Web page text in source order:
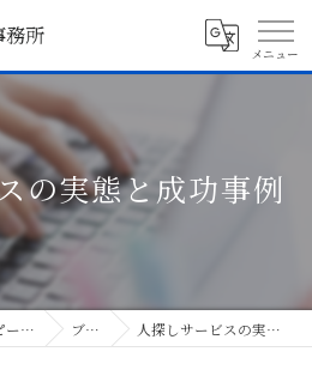
の実態と成功事例
東京近郊の探偵ならアイピーユー探偵事務所 ブログ 人探しサービスの実態と成功事例